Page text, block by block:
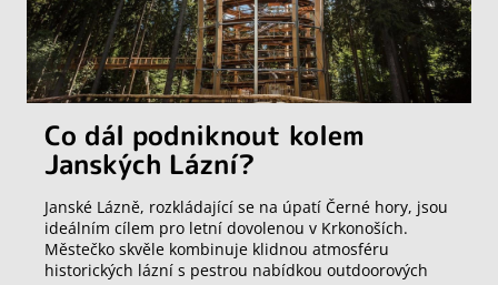
Co dál podniknout kolem
Janských Lázní?
Janské Lázně, rozkládající se na úpatí Černé hory, jsou
ideálním cílem pro letní dovolenou v Krkonoších.
Městečko skvěle kombinuje klidnou atmosféru
historických lázní s pestrou nabídkou outdoorových